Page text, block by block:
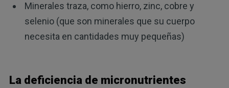
Minerales traza, como hierro, zinc, cobre y
selenio (que son minerales que su cuerpo
necesita en cantidades muy pequeñas)
La deficiencia de micronutrientes